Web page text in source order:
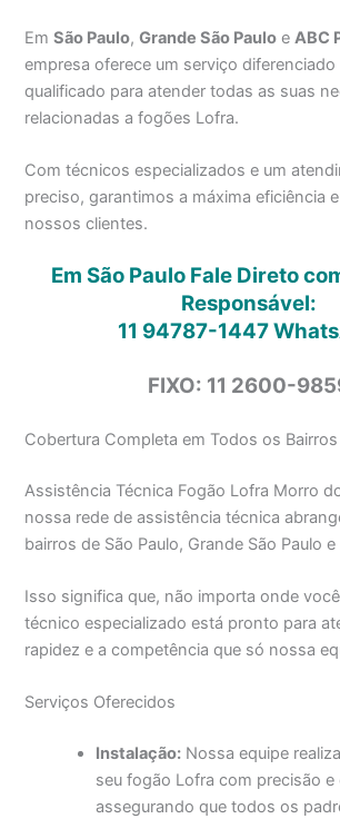
EmSão Paulo,Grande São Paulo e ABC
empresa oferece um serviço
qualificado para atender todas as suas
relacionadas a fogões Lofra.
Com técnicos especializados e um
preciso, garantimos a máxima eficiência
nossos clientes.
Em São Paulo Fale Direto
Responsável:
11 94787-1447
FIXO: 11 2600-
Cobertura Completa em Todos os Bairros
Assistência Técnica Fogão Lofra Morro
nossa rede de assistência técnica
bairros de São Paulo, Grande São Paulo e
Isso significa que, não importa onde
técnico especializado está pronto para
rapidez e a competência que só nossa
Serviços Oferecidos
Instalação: Nossa equipe
seu fogão Lofra com precisão e
assegurando que todos os